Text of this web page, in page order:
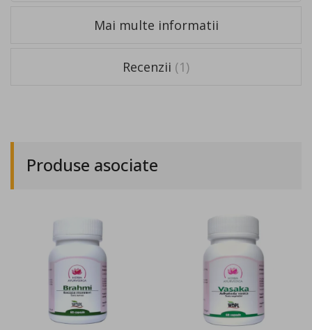
Mai multe informatii
Recenzii 1
Produse asociate